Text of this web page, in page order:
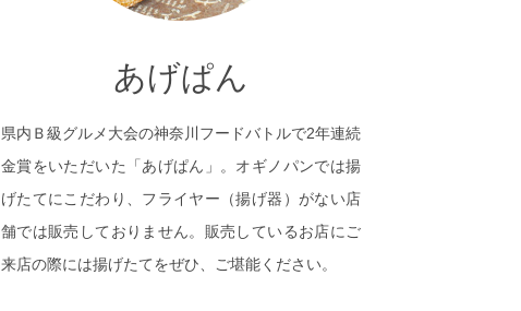
あげぱん
県内Ｂ級グルメ大会の神奈川フードバトルで2年連続
金賞をいただいた「あげぱん」。オギノパンでは揚
げたてにこだわり、フライヤー（揚げ器）がない店
舗では販売しておりません。販売しているお店にご
来店の際には揚げたてをぜひ、ご堪能ください。